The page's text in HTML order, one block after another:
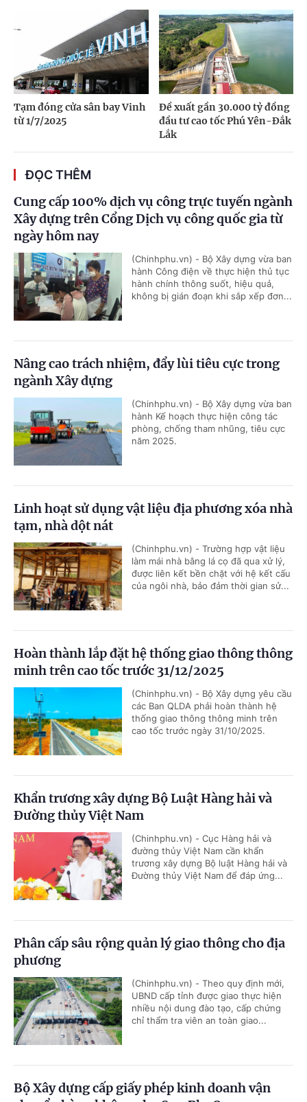
Tạm đóng cửa sân bay Vinh
từ 1/7/2025
Đề xuất gần 30.000 tỷ đồng
đầu tư cao tốc Phú Yên-Đắk
Lắk
ĐỌC THÊM
Cung cấp 100% dịch vụ công trực tuyến ngành
Xây dựng trên Cổng Dịch vụ công quốc gia từ
ngày hôm nay
(Chinhphu.vn) - Bộ Xây dựng vừa ban
hành Công điện về thực hiện thủ tục
hành chính thông suốt, hiệu quả,
không bị gián đoạn khi sắp xếp đơn...
Nâng cao trách nhiệm, đẩy lùi tiêu cực trong
ngành Xây dựng
(Chinhphu.vn) - Bộ Xây dựng vừa ban
hành Kế hoạch thực hiện công tác
phòng, chống tham nhũng, tiêu cực
năm 2025.
Linh hoạt sử dụng vật liệu địa phương xóa nhà
tạm, nhà dột nát
(Chinhphu.vn) - Trường hợp vật liệu
làm mái nhà bằng lá cọ đã qua xử lý,
được liên kết bền chặt với hệ kết cấu
của ngôi nhà, bảo đảm thời gian sử...
Hoàn thành lắp đặt hệ thống giao thông thông
minh trên cao tốc trước 31/12/2025
(Chinhphu.vn) - Bộ Xây dựng yêu cầu
các Ban QLDA phải hoàn thành hệ
thống giao thông thông minh trên
cao tốc trước ngày 31/10/2025.
Khẩn trương xây dựng Bộ Luật Hàng hải và
Đường thủy Việt Nam
(Chinhphu.vn) - Cục Hàng hải và
đường thủy Việt Nam cần khẩn
trương xây dựng Bộ luật Hàng hải và
Đường thủy Việt Nam để đáp ứng...
Phân cấp sâu rộng quản lý giao thông cho địa
phương
(Chinhphu.vn) - Theo quy định mới,
UBND cấp tỉnh được giao thực hiện
nhiều nội dung đào tạo, cấp chứng
chỉ thẩm tra viên an toàn giao...
Bộ Xây dựng cấp giấy phép kinh doanh vận